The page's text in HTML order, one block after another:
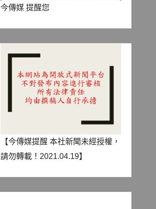
今傳媒 提醒您
【今傳媒提醒 本社新聞未經授權，
請勿轉載！2021.04.19】